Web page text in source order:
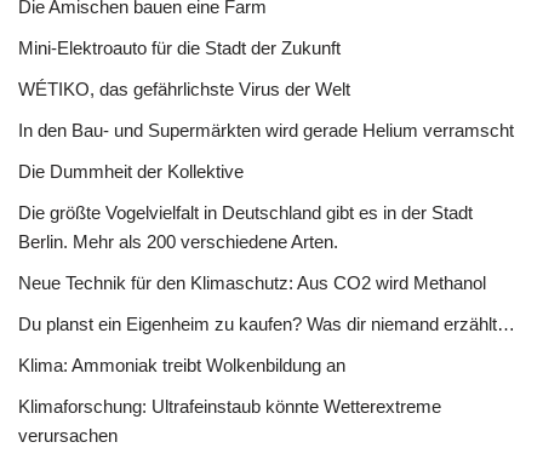
Die Amischen bauen eine Farm
Mini-Elektroauto für die Stadt der Zukunft
WÉTIKO, das gefährlichste Virus der Welt
In den Bau- und Supermärkten wird gerade Helium verramscht
Die Dummheit der Kollektive
Die größte Vogelvielfalt in Deutschland gibt es in der Stadt
Berlin. Mehr als 200 verschiedene Arten.
Neue Technik für den Klimaschutz: Aus CO2 wird Methanol
Du planst ein Eigenheim zu kaufen? Was dir niemand erzählt…
Klima: Ammoniak treibt Wolkenbildung an
Klimaforschung: Ultrafeinstaub könnte Wetterextreme
verursachen